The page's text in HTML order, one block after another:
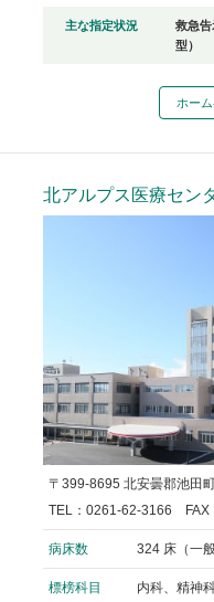
主な指定状況
救急
型）
ホー
北アルプス医療セン
〒399-8695 北安曇郡池田
TEL：0261-62-3166 FAX
病床数 324 床（一
標榜科目
内科、精神